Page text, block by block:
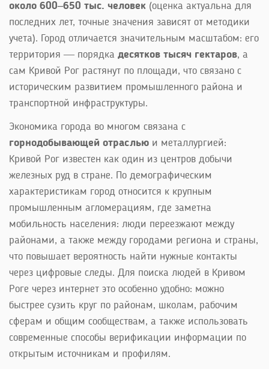
около 600–650 тыс. человек (оценка актуальна для
последних лет, точные значения зависят от методики
учета). Город отличается значительным масштабом: его
территория — порядка десятков тысяч гектаров, а
сам Кривой Рог растянут по площади, что связано с
историческим развитием промышленного района и
транспортной инфраструктуры.
Экономика города во многом связана с
горнодобывающей отраслью и металлургией:
Кривой Рог известен как один из центров добычи
железных руд в стране. По демографическим
характеристикам город относится к крупным
промышленным агломерациям, где заметна
мобильность населения: люди переезжают между
районами, а также между городами региона и страны,
что повышает вероятность найти нужные контакты
через цифровые следы. Для поиска людей в Кривом
Роге через интернет это особенно удобно: можно
быстрее сузить круг по районам, школам, рабочим
сферам и общим сообществам, а также использовать
современные способы верификации информации по
открытым источникам и профилям.